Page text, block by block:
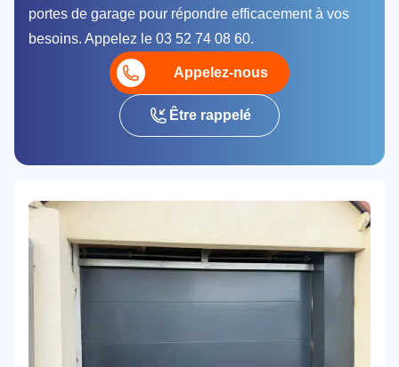
portes de garage pour répondre efficacement à vos
besoins. Appelez le 03 52 74 08 60.
Appelez-nous
Être rappelé